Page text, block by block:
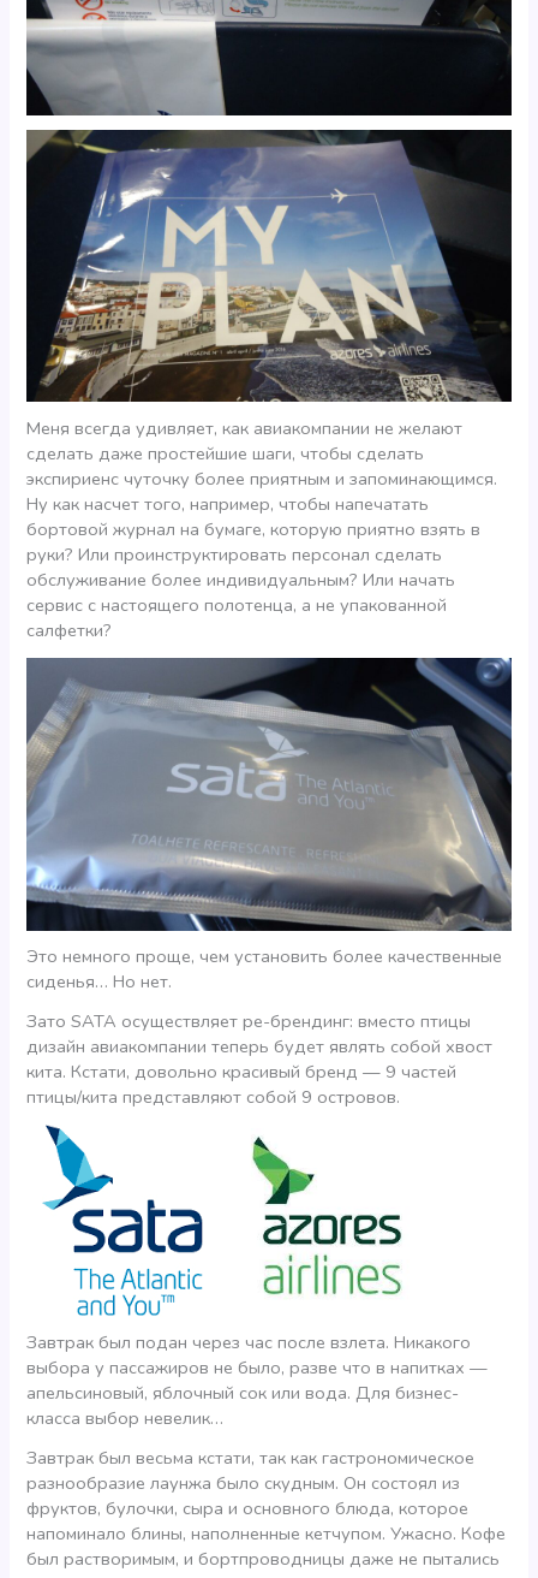
Меня всегда удивляет, как авиакомпании не желают
сделать даже простейшие шаги, чтобы сделать
экспириенс чуточку более приятным и запоминающимся.
Ну как насчет того, например, чтобы напечатать
бортовой журнал на бумаге, которую приятно взять в
руки? Или проинструктировать персонал сделать
обслуживание более индивидуальным? Или начать
сервис с настоящего полотенца, а не упакованной
салфетки?
Это немного проще, чем установить более качественные
сиденья… Но нет.
Зато SATA осуществляет ре-брендинг: вместо птицы
дизайн авиакомпании теперь будет являть собой хвост
кита. Кстати, довольно красивый бренд — 9 частей
птицы/кита представляют собой 9 островов.
Завтрак был подан через час после взлета. Никакого
выбора у пассажиров не было, разве что в напитках —
апельсиновый, яблочный сок или вода. Для бизнес-
класса выбор невелик…
Завтрак был весьма кстати, так как гастрономическое
разнообразие лаунжа было скудным. Он состоял из
фруктов, булочки, сыра и основного блюда, которое
напоминало блины, наполненные кетчупом. Ужасно. Кофе
был растворимым, и бортпроводницы даже не пытались